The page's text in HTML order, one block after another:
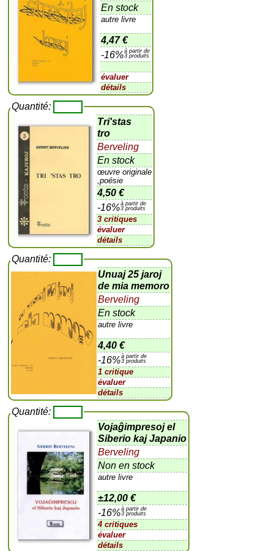
En stock
autre livre
4,47 €
-16%à partir de
3 produits
évaluer
détails
Quantité:
Tri'stas
tro
Berveling
En stock
œuvre originale
,poésie
4,50 €
-16%à partir de
3 produits
3 critiques
évaluer
détails
Quantité:
Unuaj 25 jaroj
de mia memoro
Berveling
En stock
autre livre
4,40 €
-16%à partir de
3 produits
1 critique
évaluer
détails
Quantité:
Vojaĝimpresoj el
Siberio kaj Japanio
Berveling
Non en stock
autre livre
±12,00 €
-16%à partir de
3 produits
4 critiques
évaluer
détails